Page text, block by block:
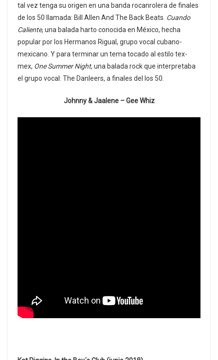
tal vez tenga su origen en una banda rocanrolera de finales
de los 50 llamada: Bill Allen And The Back Beats. Cuando
Caliente, una balada harto conocida en México, hecha
popular por los Hermanos Rigual, grupo vocal cubano-
mexicano. Y para terminar un tema tocado al estilo tex-
mex, One Summer Night, una balada rock que interpretaba
el grupo vocal: The Danleers, a finales del los 50.
Johnny & Jaalene – Gee Whiz